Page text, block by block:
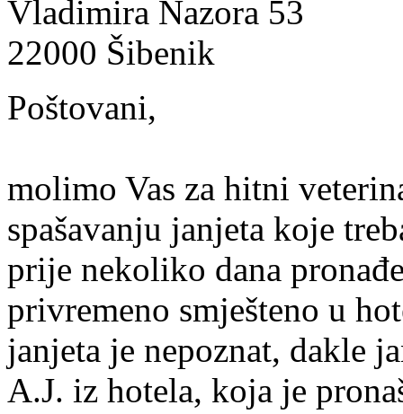
Vladimira Nazora 53
22000 Šibenik
Poštovani,
molimo Vas za hitni
spašavanju janjeta koje
prije nekoliko dana
privremeno smješteno u
janjeta je nepoznat, dakle
A.J. iz hotela, koja je